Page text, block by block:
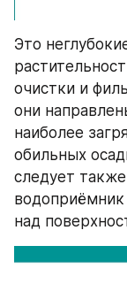
Это
очистки и
они
наиболее
обильных
следует
над